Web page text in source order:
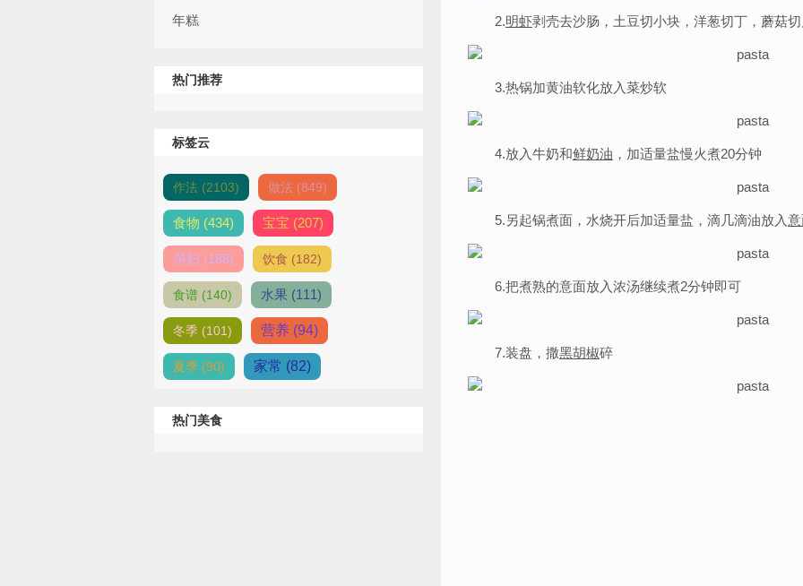
年糕
热门推荐
标签云
作法 (2103) 做法 (849)
食物 (434) 宝宝 (207)
孕妇 (188) 饮食 (182)
食谱 (140) 水果 (111)
冬季 (101) 营养 (94)
夏季 (90) 家常 (82)
热门美食
2.明虾剥壳去沙肠，土豆切小块，洋葱切丁，蘑菇
3.热锅加黄油软化放入菜炒软
4.放入牛奶和鲜奶油 ，加适量盐慢火煮20分钟
5.另起锅煮面，水烧开后加适量盐，滴几滴油放入
6.把煮熟的意面放入浓汤继续煮2分钟即可
7.装盘，撒黑胡椒碎